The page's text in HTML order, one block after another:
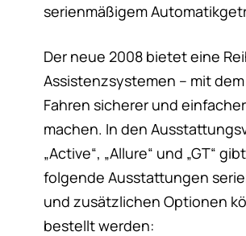
serienmäßigem
Der neue 2008 bietet eine
Assistenzsystemen – mit
Fahren sicherer und
machen. In den
„Active“, „Allure“ und „GT“
folgende Ausstattungen
und zusätzlichen Optionen
bestellt werden: